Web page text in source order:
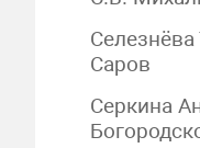
Саров
Серкина